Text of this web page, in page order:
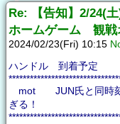
Re: 【告知】2/24(
ホームゲーム 観戦
2024/02/23(Fri) 10:15
ハンドル 到着
mot JUN氏と同時
ぎる！